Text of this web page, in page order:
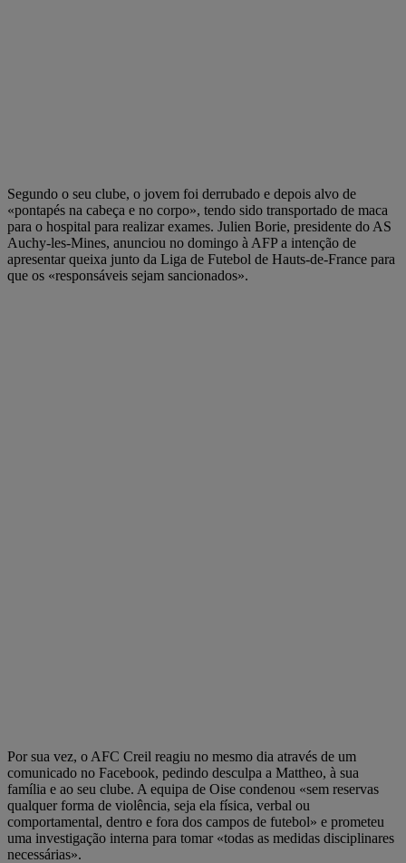
Segundo o seu clube, o jovem foi derrubado e depois alvo de
«pontapés na cabeça e no corpo», tendo sido transportado de maca
para o hospital para realizar exames. Julien Borie, presidente do AS
Auchy-les-Mines, anunciou no domingo à AFP a intenção de
apresentar queixa junto da Liga de Futebol de Hauts-de-France para
que os «responsáveis sejam sancionados».
Por sua vez, o AFC Creil reagiu no mesmo dia através de um
comunicado no Facebook, pedindo desculpa a Mattheo, à sua
família e ao seu clube. A equipa de Oise condenou «sem reservas
qualquer forma de violência, seja ela física, verbal ou
comportamental, dentro e fora dos campos de futebol» e prometeu
uma investigação interna para tomar «todas as medidas disciplinares
necessárias».